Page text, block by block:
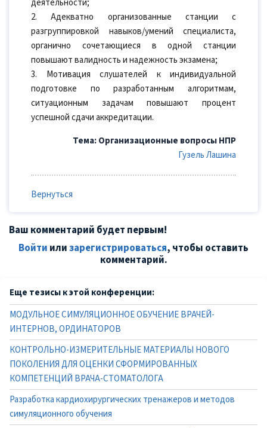
деятельности;
2. Адекватно организованные станции с
разгруппировкой навыков/умений специалиста,
органично сочетающиеся в одной станции
повышают валидность и надежность экзамена;
3. Мотивация слушателей к индивидуальной
подготовке по разработанным алгоритмам,
ситуационным задачам повышают процент
успешной сдачи аккредитации.
Тема: Организационные вопросы НПР
Гузель Лашина
Вернуться
Ваш комментарий будет первым!
Войти илизарегистрироваться, чтобы оставить
комментарий.
Еще тезисы к этой конференции:
МОДУЛЬНОЕ СИМУЛЯЦИОННОЕ ОБУЧЕНИЕ ВРАЧЕЙ-
ИНТЕРНОВ, ОРДИНАТОРОВ
КОНТРОЛЬНО-ИЗМЕРИТЕЛЬНЫЕ МАТЕРИАЛЫ НОВОГО
ПОКОЛЕНИЯ ДЛЯ ОЦЕНКИ СФОРМИРОВАННЫХ
КОМПЕТЕНЦИЙ ВРАЧА-СТОМАТОЛОГА
Разработка кардиохирургических тренажеров и методов
симуляционного обучения